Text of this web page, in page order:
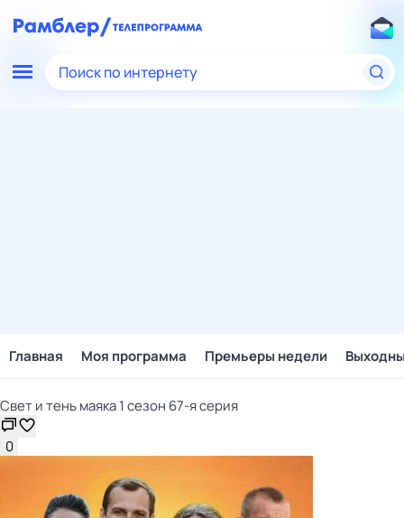
Поиск по интернету
Главная Моя программа Премьеры недели
Свет и тень маяка 1 сезон 67-я серия
0